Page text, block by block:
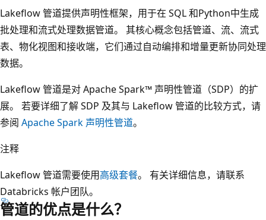
Lakeflow 管道提供声明性框架，用于在 SQL 和Python中生成
批处理和流式处理数据管道。 其核心概念包括管道、流、流式
表、物化视图和接收端，它们通过自动编排和增量更新协同处理
数据。
Lakeflow 管道是对 Apache Spark™ 声明性管道（SDP）的扩
展。 若要详细了解 SDP 及其与 Lakeflow 管道的比较方式，请
参阅 Apache Spark 声明性管道。
注释
Lakeflow 管道需要使用高级套餐。 有关详细信息，请联系
Databricks 帐户团队。
管道的优点是什么？